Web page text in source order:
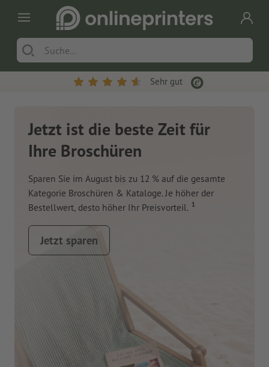
Sehr gut
Jetzt ist die beste Zeit für
Ihre Broschüren
Sparen Sie im August bis zu 12 % auf die gesamte
Kategorie Broschüren & Kataloge. Je höher der
Bestellwert, desto höher Ihr Preisvorteil. 1
Jetzt sparen